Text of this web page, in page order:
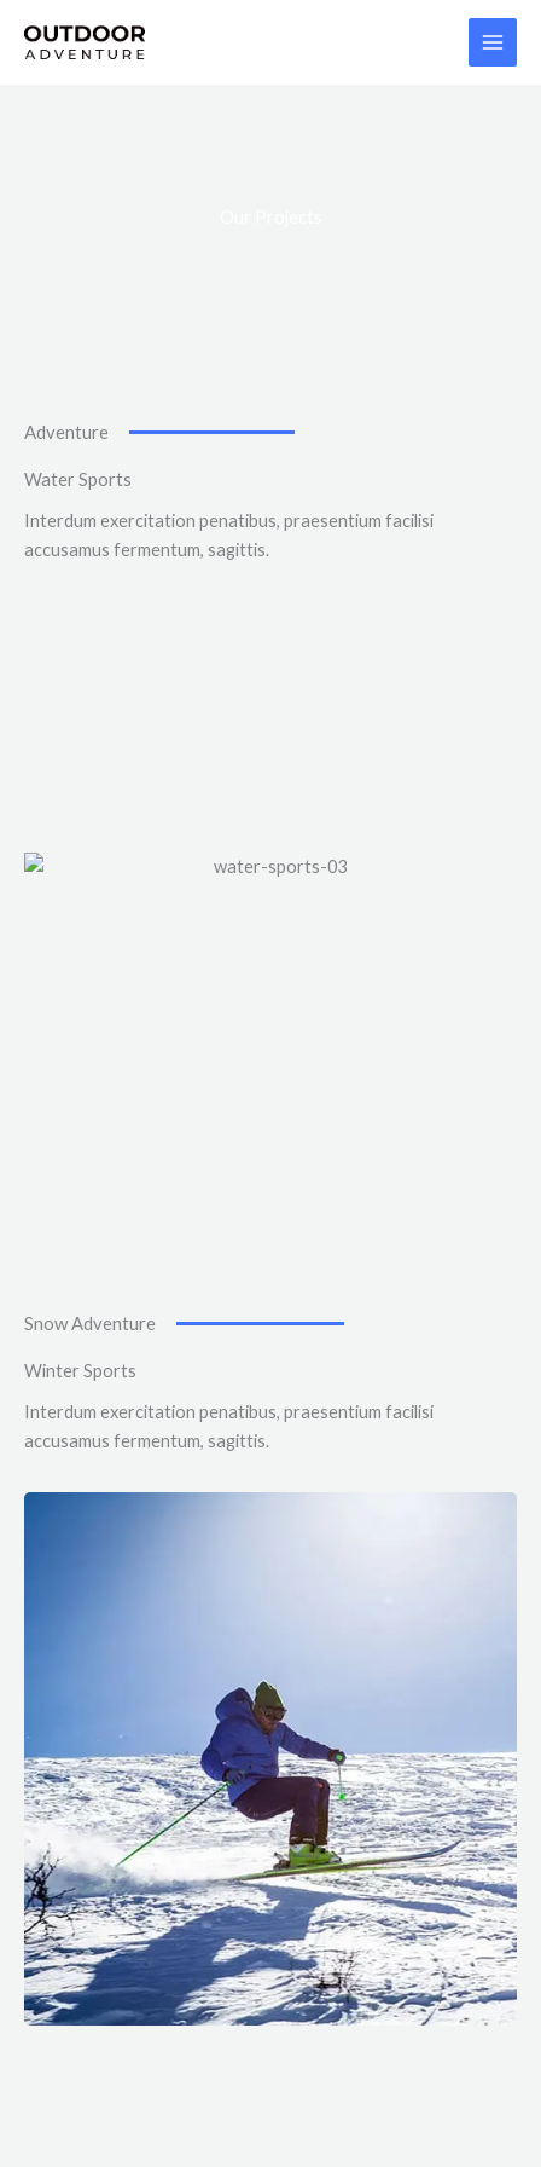
Adventure
Water Sports
Interdum exercitation penatibus, praesentium facilisi
accusamus fermentum, sagittis.
Snow Adventure
Winter Sports
Interdum exercitation penatibus, praesentium facilisi
accusamus fermentum, sagittis.